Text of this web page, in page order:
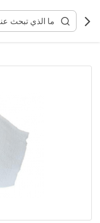
المحتوى
انتقل